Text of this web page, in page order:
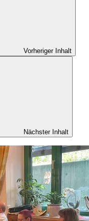
Vorheriger Inhalt
Nächster Inhalt